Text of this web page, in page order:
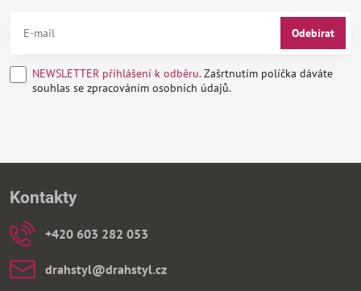
Odebírat
NEWSLETTER přihlášení k odběru.Zašrtnutím políčka dáváte
souhlas se zpracováním osobních údajů.
Kontakty
+420 603 282 053
drahstyl​@drahstyl​.cz